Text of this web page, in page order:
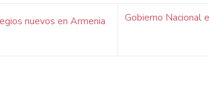
nuevos en Armenia
Gobierno Nacional